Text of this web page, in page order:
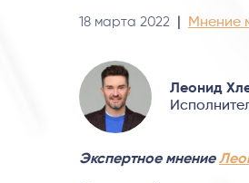
18 марта 2022 Мнение
Леонид
Экспертное мнение